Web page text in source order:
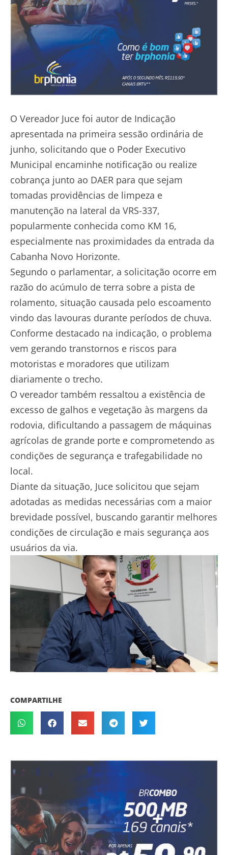
O Vereador Juce foi autor de Indicação
apresentada na primeira sessão ordinária de
junho, solicitando que o Poder Executivo
Municipal encaminhe notificação ou realize
cobrança junto ao DAER para que sejam
tomadas providências de limpeza e
manutenção na lateral da VRS-337,
popularmente conhecida como KM 16,
especialmente nas proximidades da entrada da
Cabanha Novo Horizonte.
Segundo o parlamentar, a solicitação ocorre em
razão do acúmulo de terra sobre a pista de
rolamento, situação causada pelo escoamento
vindo das lavouras durante períodos de chuva.
Conforme destacado na indicação, o problema
vem gerando transtornos e riscos para
motoristas e moradores que utilizam
diariamente o trecho.
O vereador também ressaltou a existência de
excesso de galhos e vegetação às margens da
rodovia, dificultando a passagem de máquinas
agrícolas de grande porte e comprometendo as
condições de segurança e trafegabilidade no
local.
Diante da situação, Juce solicitou que sejam
adotadas as medidas necessárias com a maior
brevidade possível, buscando garantir melhores
condições de circulação e mais segurança aos
usuários da via.
COMPARTILHE